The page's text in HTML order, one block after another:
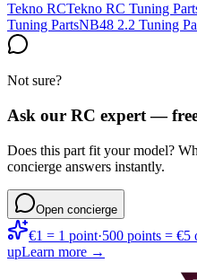
Tekno RCTekno RC Tuning
Tuning PartsNB48 2.2 Tuning
Not sure?
Ask our RC expert —
Does this part fit your model?
concierge answers instantly.
Open concierge
€1 = 1 point·500 points = €5
upLearn more →